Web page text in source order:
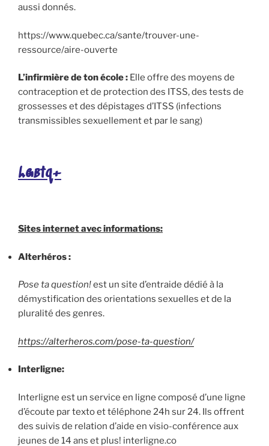
aussi donnés.
https://www.quebec.ca/sante/trouver-une-
ressource/aire-ouverte
L’infirmière de ton école : Elle offre des moyens de
contraception et de protection des ITSS, des tests de
grossesses et des dépistages d’ITSS (infections
transmissibles sexuellement et par le sang)
Lgbtq+
Sites internet avec informations:
Alterhéros :
Pose ta question!est un site d’entraide dédié à la
démystification des orientations sexuelles et de la
pluralité des genres.
https://alterheros.com/pose-ta-question/
Interligne:
Interligne est un service en ligne composé d’une ligne
d’écoute par texto et téléphone 24h sur 24. Ils offrent
des suivis de relation d’aide en visio-conférence aux
jeunes de 14 ans et plus! interligne.co